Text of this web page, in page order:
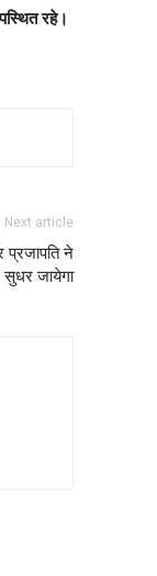
रहे।
Next article
ने
जायेगा